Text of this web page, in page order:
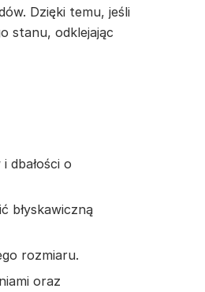
Dzięki temu, jeśli
stanu, odklejając
dbałości o
błyskawiczną
rozmiaru.
oraz